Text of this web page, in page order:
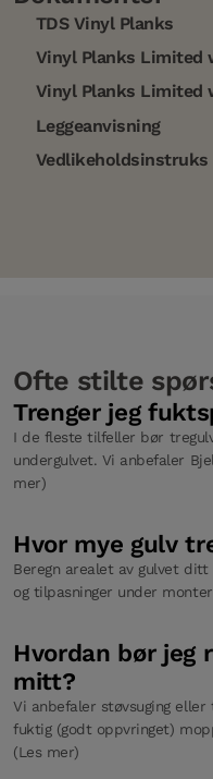
TDS Vinyl Planks
Vinyl Planks Limited
Vinyl Planks Limited
Leggeanvisning
Vedlikeholdsinstruks
Ofte stilte
Trenger jeg
I de fleste tilfeller bør
undergulvet. Vi anbefaler
mer)
Hvor mye gulv
Beregn arealet av gulvet
og tilpasninger under
Hvordan bør jeg
mitt?
Vi anbefaler støvsuging
fuktig (godt oppvringet)
(Les mer)